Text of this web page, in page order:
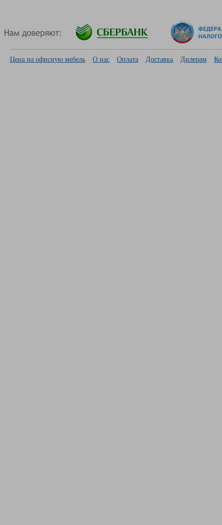
Цена на офисную мебель О нас Оплата Доставка Дилерам